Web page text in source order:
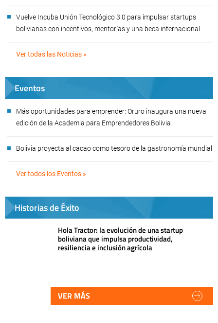
Vuelve Incuba Unión Tecnológico 3.0 para impulsar startups
bolivianas con incentivos, mentorías y una beca internacional
Ver todas las Noticias »
Eventos
Más oportunidades para emprender: Oruro inaugura una nueva
edición de la Academia para Emprendedores Bolivia
Bolivia proyecta al cacao como tesoro de la gastronomía mundial
Ver todos los Eventos »
Historias de Éxito
Hola Tractor: la evolución de una startup
boliviana que impulsa productividad,
resiliencia e inclusión agrícola
VER MÁS